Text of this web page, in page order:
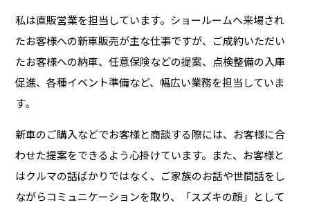
私は直販営業を担当しています。ショールームへ来場され
たお客様への新車販売が主な仕事ですが、ご成約いただい
たお客様への納車、任意保険などの提案、点検整備の入庫
促進、各種イベント準備など、幅広い業務を担当していま
す。
新車のご購入などでお客様と商談する際には、お客様に合
わせた提案をできるよう心掛けています。また、お客様と
はクルマの話ばかりではなく、ご家族のお話や世間話をし
ながらコミュニケーションを取り、「スズキの顔」として